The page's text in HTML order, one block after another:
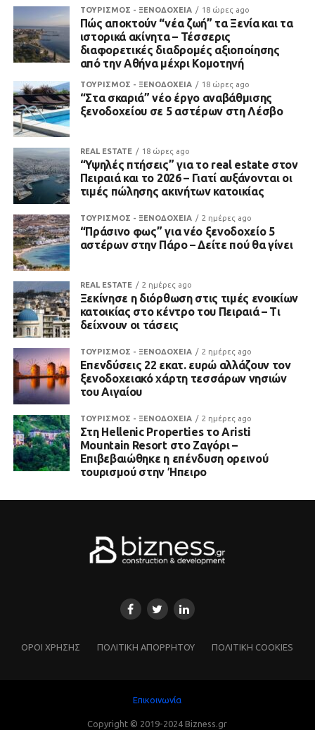
ΤΟΥΡΙΣΜΟΣ - ΞΕΝΟΔΟΧΕΙΑ 18 ώρες ago
Πώς αποκτούν “νέα ζωή” τα Ξενία και τα
ιστορικά ακίνητα – Τέσσερις
διαφορετικές διαδρομές αξιοποίησης
από την Αθήνα μέχρι Κομοτηνή
ΤΟΥΡΙΣΜΟΣ - ΞΕΝΟΔΟΧΕΙΑ 18 ώρες ago
“Στα σκαριά” νέο έργο αναβάθμισης
ξενοδοχείου σε 5 αστέρων στη Λέσβο
REAL ESTATE 18 ώρες ago
“Υψηλές πτήσεις” για το real estate στον
Πειραιά και το 2026 – Γιατί αυξάνονται οι
τιμές πώλησης ακινήτων κατοικίας
ΤΟΥΡΙΣΜΟΣ - ΞΕΝΟΔΟΧΕΙΑ 2 ημέρες ago
“Πράσινο φως” για νέο ξενοδοχείο 5
αστέρων στην Πάρο – Δείτε πού θα γίνει
REAL ESTATE 2 ημέρες ago
Ξεκίνησε η διόρθωση στις τιμές ενοικίων
κατοικίας στο κέντρο του Πειραιά – Τι
δείχνουν οι τάσεις
ΤΟΥΡΙΣΜΟΣ - ΞΕΝΟΔΟΧΕΙΑ 2 ημέρες ago
Επενδύσεις 22 εκατ. ευρώ αλλάζουν τον
ξενοδοχειακό χάρτη τεσσάρων νησιών
του Αιγαίου
ΤΟΥΡΙΣΜΟΣ - ΞΕΝΟΔΟΧΕΙΑ 2 ημέρες ago
Στη Hellenic Properties το Aristi
Mountain Resort στο Ζαγόρι –
Επιβεβαιώθηκε η επένδυση ορεινού
τουρισμού στην Ήπειρο
ΌΡΟΙ ΧΡΗΣΗΣ ΠΟΛΙΤΙΚΗ ΑΠΟΡΡΗΤΟΥ ΠΟΛΙΤΙΚΗ COOKIES
Επικοινωνία
Copyright © 2019-2024 Bizness.gr